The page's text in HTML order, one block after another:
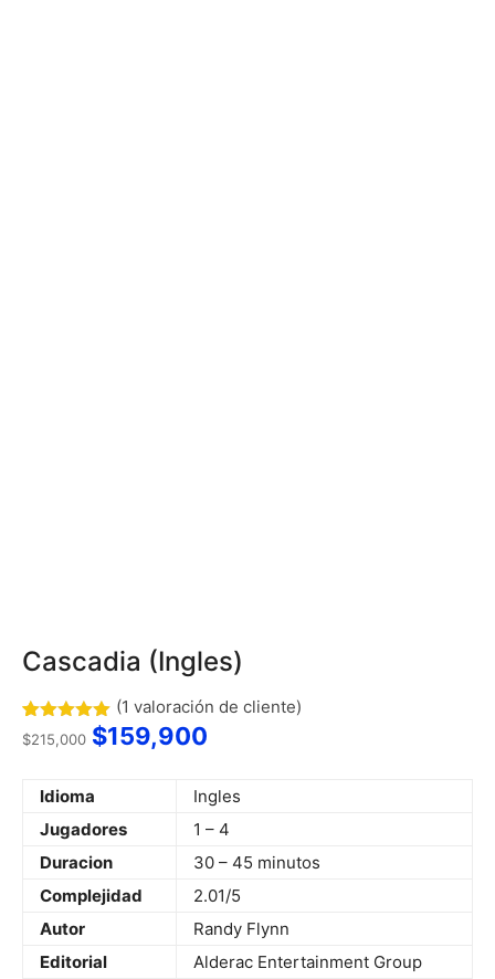
Cascadia (Ingles)
Valorado
con5.00
1
valoración
cliente
(1 valoración de cliente)
$215,000 $159,900
Idioma
Ingles
Jugadores
1 – 4
Duracion
30 – 45 minutos
Complejidad
2.01/5
Autor
Randy Flynn
Editorial
Alderac Entertainment Group